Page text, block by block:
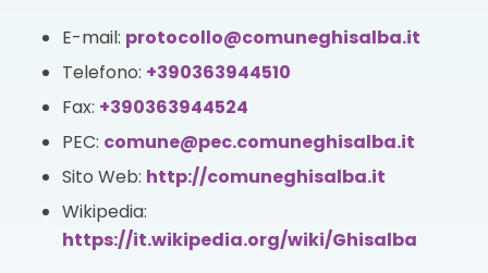
E-mail: protocollo@comuneghisalba.it
Telefono: +390363944510
Fax: +390363944524
PEC: comune@pec.comuneghisalba.it
Sito Web: http://comuneghisalba.it
Wikipedia:
https://it.wikipedia.org/wiki/Ghisalba